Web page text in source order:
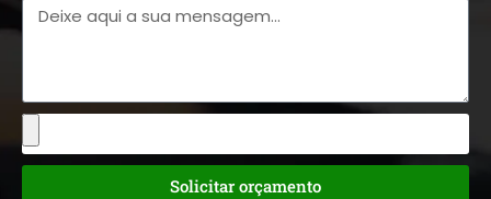
Solicitar orçamento